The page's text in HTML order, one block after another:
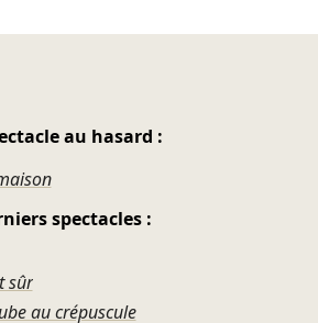
au hasard :
spectacles :
sûr
au crépuscule